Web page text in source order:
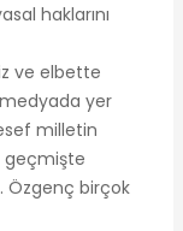
haklarını
ve elbette
medyada yer
milletin
geçmişte
Özgenç birçok